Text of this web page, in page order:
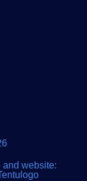
and website: